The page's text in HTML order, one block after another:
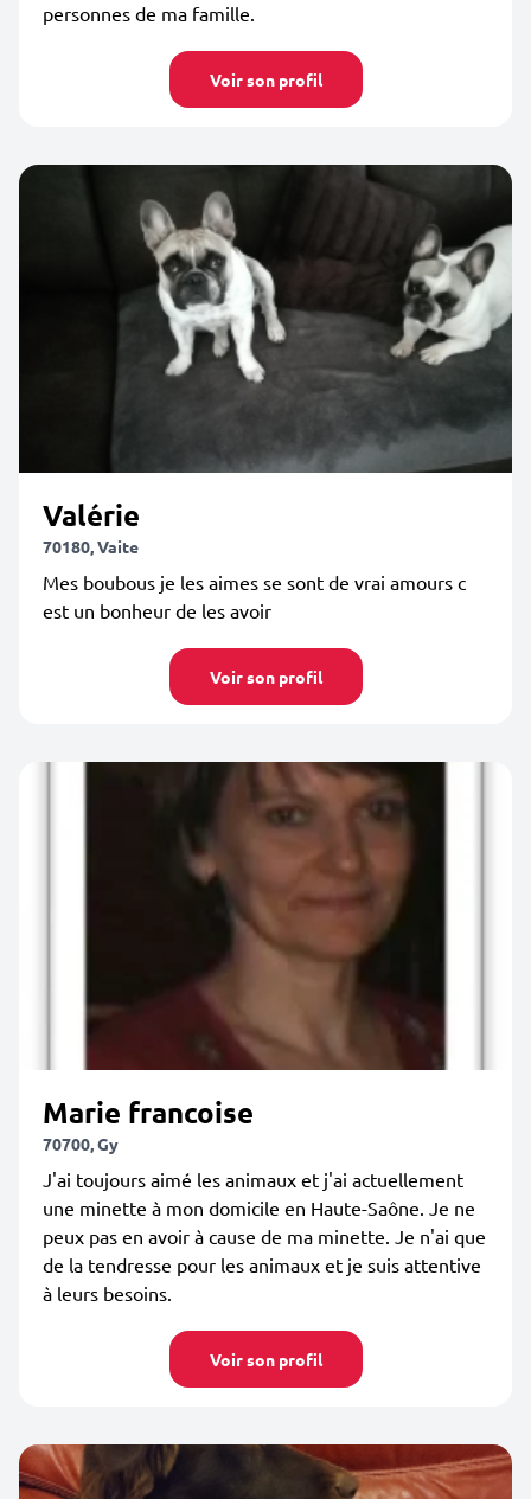
personnes de ma famille.
Voir son profil
Valérie
70180, Vaite
Mes boubous je les aimes se sont de vrai amours c
est un bonheur de les avoir
Voir son profil
Marie francoise
70700, Gy
J'ai toujours aimé les animaux et j'ai actuellement
une minette à mon domicile en Haute-Saône. Je ne
peux pas en avoir à cause de ma minette. Je n'ai que
de la tendresse pour les animaux et je suis attentive
à leurs besoins.
Voir son profil